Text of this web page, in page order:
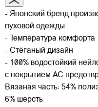
- Японский бренд
пуховой одежды
- Температура комфорта
- Стёганый дизайн
- 100% водостойкий
с покрытием AC
Вязаная часть: 54%
6% шерсть